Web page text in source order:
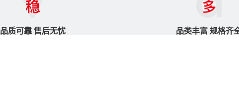
品质可靠 售后无忧 品类丰富 规格齐